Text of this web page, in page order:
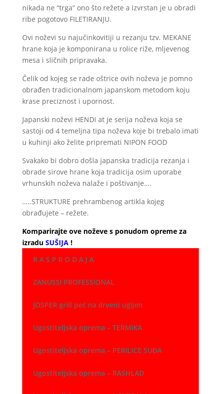
nikada ne “trga” ono što režete a izvrstan je u obradi
ribe pogotovo FILETIRANJU.
Ovi noževi su najučinkovitiji u rezanju tzv. MEKANE
hrane koja je komponirana u rolice riže, mljevenog
mesa i sličnih pripravaka.
Čelik od kojeg se rade oštrice ovih noževa je pomno
obrađen tradicionalnom japanskom metodom koju
krase preciznost i upornost.
Japanski noževi HENDI at je serija noževa koja se
sastoji od 4 temeljna tipa noževa koje bi trebalo imati
u kuhinji ako želite pripremati NIPON FOOD
Svakako bi dobro došla japanska tradicija rezanja i
obrade sirove hrane koja tradicija osim uporabe
vrhunskih noževa nalaže i poštivanje….
…..STRUKTURE prehrambenog artikla kojeg
obrađujete – režete.
Komparirajte ove noževe s ponudom opreme za
izradu SUŠIJA!
R A S P R O D A J A
ZANUSSI PROFESSIONAL
JOSPER grill peć na drveni ugljen
Ugostiteljska oprema – TERMIKA
Ugostiteljska oprema – PERILICE SUĐA
Ugostiteljska oprema – RASHLAD